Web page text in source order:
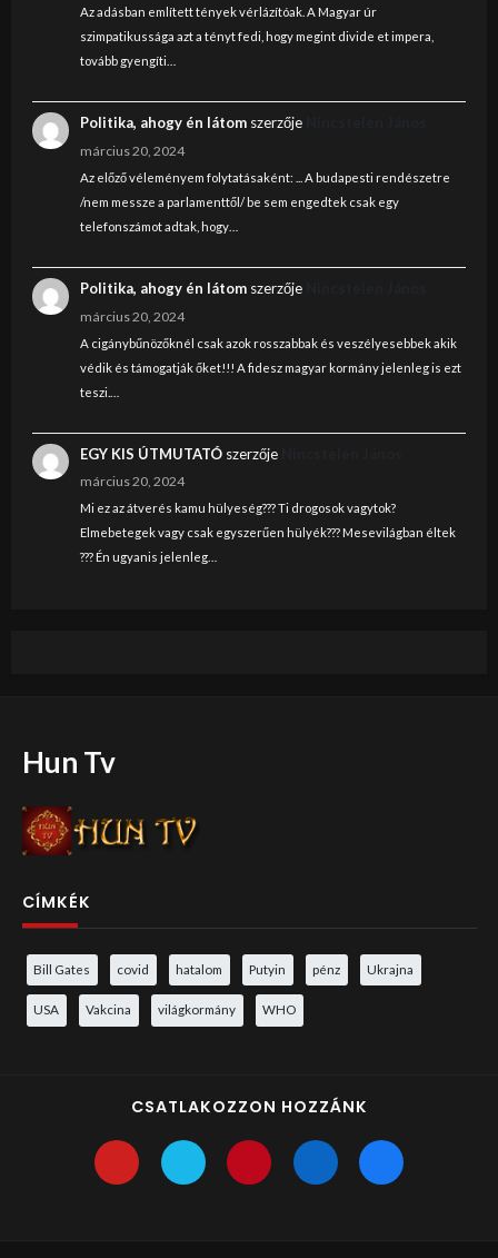
Az adásban említett tények vérlázítóak. A Magyar úr
szimpatikussága azt a tényt fedi, hogy megint divide et impera,
tovább gyengíti…
Politika, ahogy én látomszerzője
március 20, 2024
Az előző véleményem folytatásaként: ... A budapesti rendészetre
/nem messze a parlamenttől/ be sem engedtek csak egy
telefonszámot adtak, hogy…
Politika, ahogy én látomszerzője
március 20, 2024
A cigánybűnözőknél csak azok rosszabbak és veszélyesebbek akik
védik és támogatják őket!!! A fidesz magyar kormány jelenleg is ezt
teszi.…
EGY KIS ÚTMUTATÓszerzője
március 20, 2024
Mi ez az átverés kamu hülyeség??? Ti drogosok vagytok?
Elmebetegek vagy csak egyszerűen hülyék??? Mesevilágban éltek
??? Én ugyanis jelenleg…
Hun Tv
CÍMKÉK
Bill Gates covid hatalom Putyin pénz Ukrajna
USA Vakcina világkormány WHO
CSATLAKOZZON HOZZÁNK